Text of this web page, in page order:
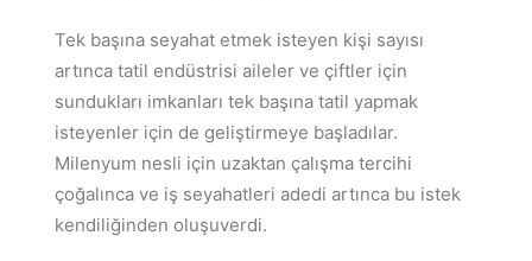
Tek başına seyahat etmek isteyen kişi sayısı
artınca tatil endüstrisi aileler ve çiftler için
sundukları imkanları tek başına tatil yapmak
isteyenler için de geliştirmeye başladılar.
Milenyum nesli için uzaktan çalışma tercihi
çoğalınca ve iş seyahatleri adedi artınca bu istek
kendiliğinden oluşuverdi.